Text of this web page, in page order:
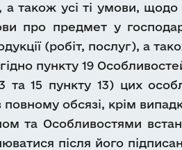
а також усі ті умови, щодо
про предмет у
(робіт, послуг), а
пункту 19
та 15 пункту 13) цих
обсязі, крім
та Особливостями
після його